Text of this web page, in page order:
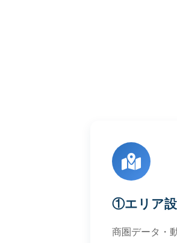
①エリア
商圏データ・